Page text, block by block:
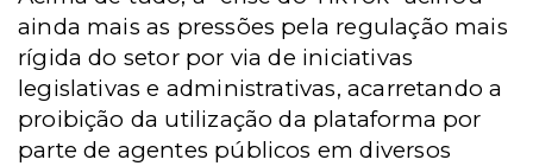
ainda mais as pressões pela regulação mais
rígida do setor por via de iniciativas
legislativas e administrativas, acarretando a
proibição da utilização da plataforma por
parte de agentes públicos em diversos